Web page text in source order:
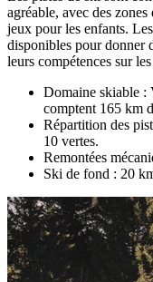
agréable, avec des zones
jeux pour les enfants.
disponibles pour donner
leurs compétences sur
Domaine skiable :
comptent 165 km
Répartition des
10 vertes.
Remontées
Ski de fond : 20